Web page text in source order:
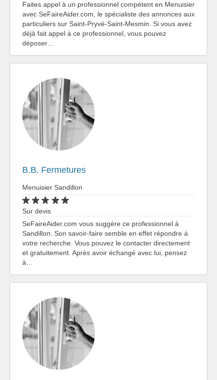
Faites appel à un professionnel compétent en Menuisier
avec SeFaireAider.com, le spécialiste des annonces aux
particuliers sur Saint-Pryvé-Saint-Mesmin. Si vous avez
déjà fait appel à ce professionnel, vous pouvez
déposer…
B.B. Fermetures
Menuisier Sandillon
Sur devis
SeFaireAider.com vous suggère ce professionnel à
Sandillon. Son savoir-faire semble en effet répondre à
votre recherche. Vous pouvez le contacter directement
et gratuitement. Après avoir échangé avec lui, pensez
à…